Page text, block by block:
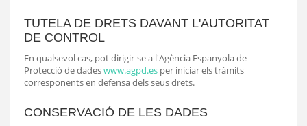
TUTELA DE DRETS DAVANT L'AUTORITAT
DE CONTROL
En qualsevol cas, pot dirigir-se a l'Agència Espanyola de
Protecció de dadeswww.agpd.es per iniciar els tràmits
corresponents en defensa dels seus drets.
CONSERVACIÓ DE LES DADES